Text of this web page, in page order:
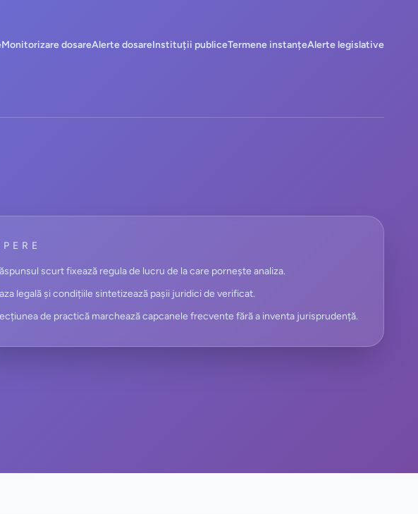
Monitorizare dosareAlerte dosareInstituții publiceTermene instanțeAlerte legislative
scurt fixează regula de lucru de la care pornește analiza.
legală și condițiile sintetizează pașii juridici de verificat.
de practică marchează capcanele frecvente fără a inventa jurisprudență.